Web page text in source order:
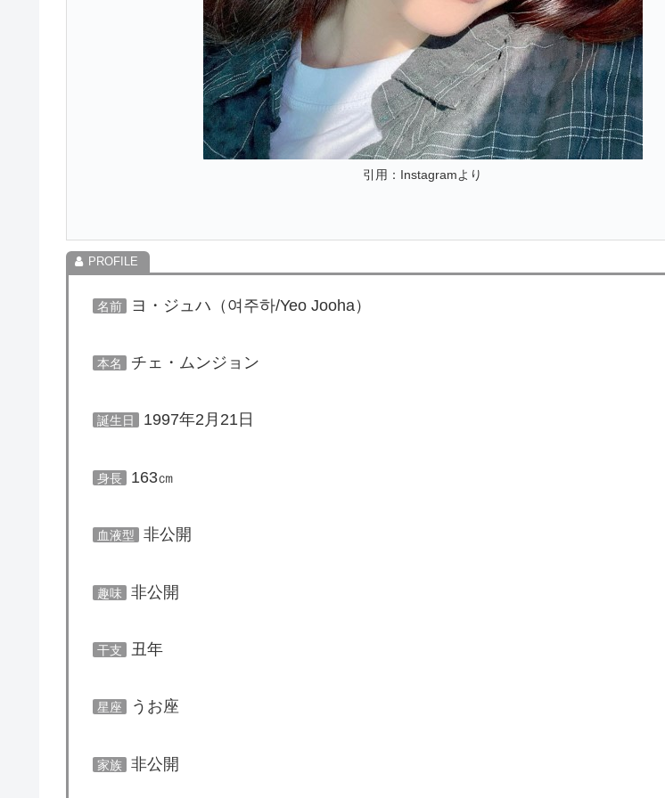
引用：Instagramより
名前 ヨ・ジュハ（여주하/Yeo Jooha）
本名 チェ・ムンジョン
誕生日 1997年2月21日
身長 163㎝
血液型 非公開
趣味 非公開
干支 丑年
星座 うお座
家族 非公開